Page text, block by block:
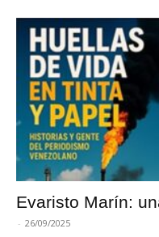
Evaristo Marín:
- 26/09/2025